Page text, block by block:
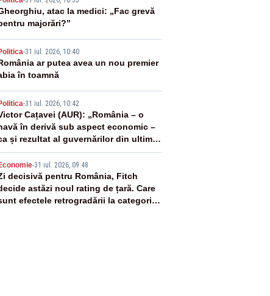
atac la medici: „Fac grevă
majorări?”
-31 iul. 2026, 10:40
ar putea avea un nou premier
în toamnă
-31 iul. 2026, 10:42
Cațavei (AUR): „România – o
în derivă sub aspect economic –
și rezultat al guvernărilor din ultimii
de ani”
-31 iul. 2026, 09:48
decisivă pentru România, Fitch
astăzi noul rating de țară. Care
efectele retrogradării la categoria